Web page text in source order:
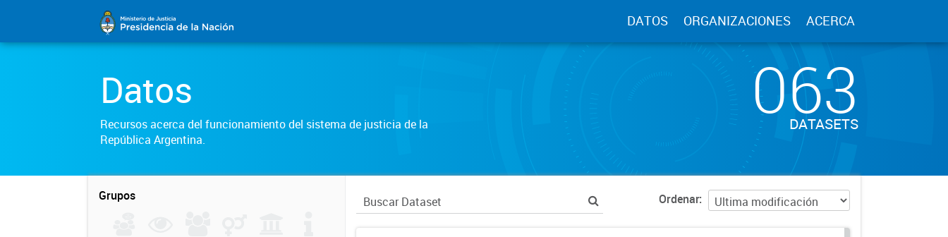
DATOS ORGANIZACIONES ACERCA
Datos
Recursos acerca del funcionamiento del sistema de justicia de la
República Argentina.
063
DATASETS
Grupos Ordenar